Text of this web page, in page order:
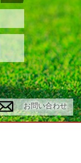
お問い合わせ